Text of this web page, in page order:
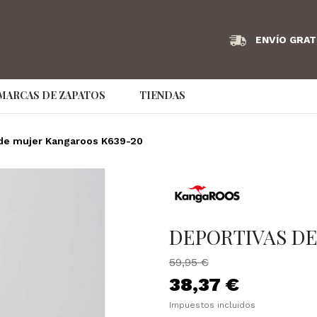
ENVÍO
DE ZAPATOS
Bikkembergs
Couture Brand
Hispanitas
Jaime Mascaró
TIENDAS
mujer Kangaroos K639-20
DEPORTIVAS
59,95 €
38,37 €
Impuestos incluidos